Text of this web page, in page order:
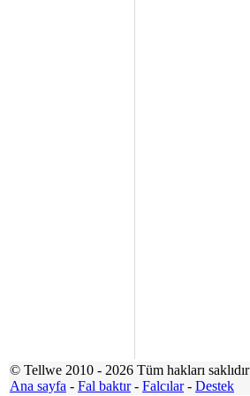
© Tellwe 2010 - 2026 Tüm hakları saklıdır
Ana sayfa - Fal baktır- Falcılar- Destek